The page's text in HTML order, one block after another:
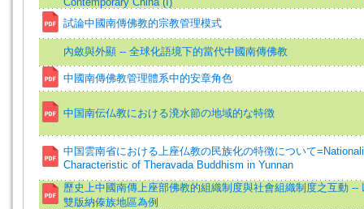
試論中國南傳佛教的宗教管理模式
內斂與外顯 -- 全球化語境下的當代中國南傳佛教
中國南傳佛教管理體系中的安章角色
中国南伝仏教における溌水節の地域的な特徴
中国雲南省における上座仏教の民族化の特徴について
Characteristic of Theravada Buddhism in Yunnan
歷史上中國南傳上座部佛教的組織制度與社會組織制度之互動 --
雙版納傣族地區為例